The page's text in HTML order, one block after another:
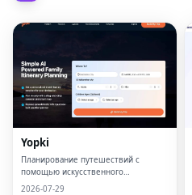
Yopki
Планирование путешествий с
помощью искусственного
интеллекта.
2026-07-29